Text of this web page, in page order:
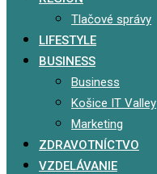
Tlačové správy
LIFESTYLE
BUSINESS
Business
Košice IT Valley
Marketing
ZDRAVOTNÍCTVO
VZDELÁVANIE